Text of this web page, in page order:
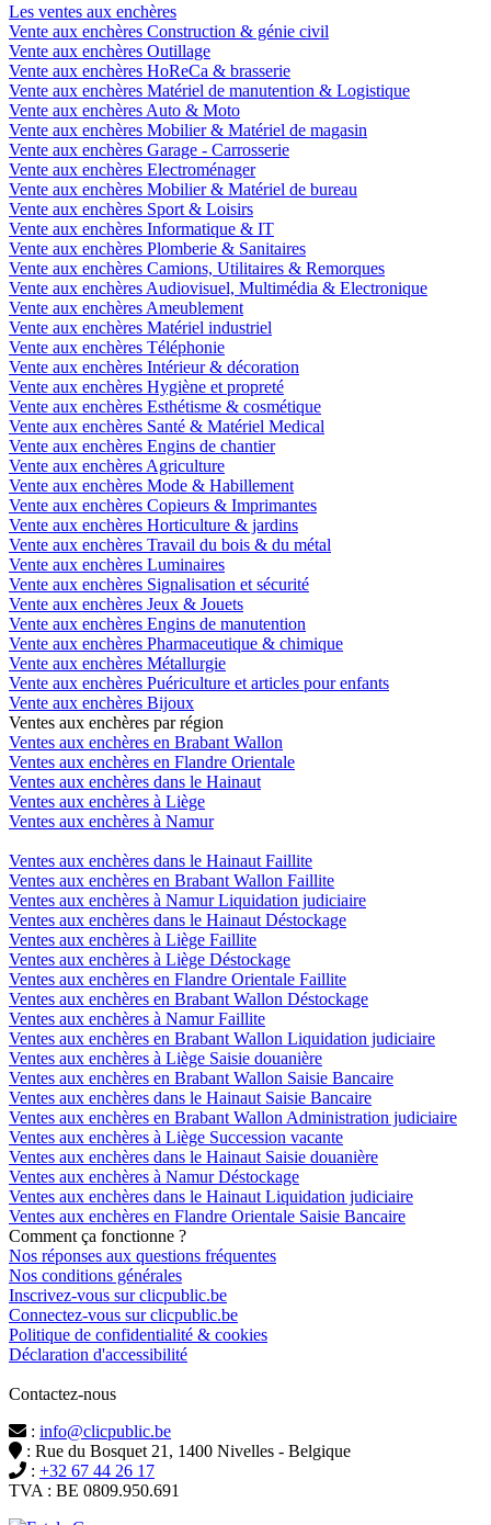
Les ventes aux enchères
Vente aux enchères Construction & génie civil
Vente aux enchères Outillage
Vente aux enchères HoReCa & brasserie
Vente aux enchères Matériel de manutention & Logistique
Vente aux enchères Auto & Moto
Vente aux enchères Mobilier & Matériel de magasin
Vente aux enchères Garage - Carrosserie
Vente aux enchères Electroménager
Vente aux enchères Mobilier & Matériel de bureau
Vente aux enchères Sport & Loisirs
Vente aux enchères Informatique & IT
Vente aux enchères Plomberie & Sanitaires
Vente aux enchères Camions, Utilitaires & Remorques
Vente aux enchères Audiovisuel, Multimédia & Electronique
Vente aux enchères Ameublement
Vente aux enchères Matériel industriel
Vente aux enchères Téléphonie
Vente aux enchères Intérieur & décoration
Vente aux enchères Hygiène et propreté
Vente aux enchères Esthétisme & cosmétique
Vente aux enchères Santé & Matériel Medical
Vente aux enchères Engins de chantier
Vente aux enchères Agriculture
Vente aux enchères Mode & Habillement
Vente aux enchères Copieurs & Imprimantes
Vente aux enchères Horticulture & jardins
Vente aux enchères Travail du bois & du métal
Vente aux enchères Luminaires
Vente aux enchères Signalisation et sécurité
Vente aux enchères Jeux & Jouets
Vente aux enchères Engins de manutention
Vente aux enchères Pharmaceutique & chimique
Vente aux enchères Métallurgie
Vente aux enchères Puériculture et articles pour enfants
Vente aux enchères Bijoux
Ventes aux enchères par région
Ventes aux enchères en Brabant Wallon
Ventes aux enchères en Flandre Orientale
Ventes aux enchères dans le Hainaut
Ventes aux enchères à Liège
Ventes aux enchères à Namur
Ventes aux enchères dans le Hainaut Faillite
Ventes aux enchères en Brabant Wallon Faillite
Ventes aux enchères à Namur Liquidation judiciaire
Ventes aux enchères dans le Hainaut Déstockage
Ventes aux enchères à Liège Faillite
Ventes aux enchères à Liège Déstockage
Ventes aux enchères en Flandre Orientale Faillite
Ventes aux enchères en Brabant Wallon Déstockage
Ventes aux enchères à Namur Faillite
Ventes aux enchères en Brabant Wallon Liquidation judiciaire
Ventes aux enchères à Liège Saisie douanière
Ventes aux enchères en Brabant Wallon Saisie Bancaire
Ventes aux enchères dans le Hainaut Saisie Bancaire
Ventes aux enchères en Brabant Wallon Administration judiciaire
Ventes aux enchères à Liège Succession vacante
Ventes aux enchères dans le Hainaut Saisie douanière
Ventes aux enchères à Namur Déstockage
Ventes aux enchères dans le Hainaut Liquidation judiciaire
Ventes aux enchères en Flandre Orientale Saisie Bancaire
Comment ça fonctionne ?
Nos réponses aux questions fréquentes
Nos conditions générales
Inscrivez-vous sur clicpublic.be
Connectez-vous sur clicpublic.be
Politique de confidentialité & cookies
Déclaration d'accessibilité
Contactez-nous
: info@clicpublic.be
: Rue du Bosquet 21, 1400 Nivelles - Belgique
: +32 67 44 26 17
TVA : BE 0809.950.691